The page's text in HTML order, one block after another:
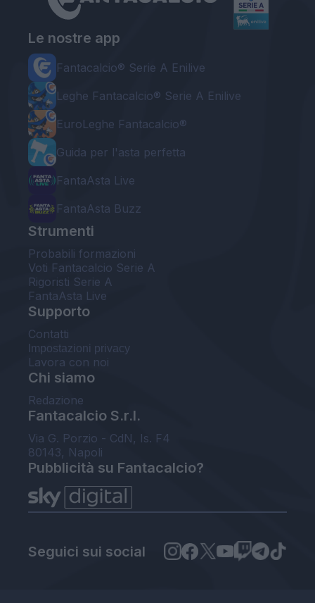
Le nostre app
Fantacalcio® Serie A Enilive
Leghe Fantacalcio® Serie A Enilive
EuroLeghe Fantacalcio®
Guida per l'asta perfetta
FantaAsta Live
FantaAsta Buzz
Strumenti
Probabili formazioni
Voti Fantacalcio Serie A
Rigoristi Serie A
FantaAsta Live
Supporto
Contatti
Impostazioni privacy
Lavora con noi
Chi siamo
Redazione
Fantacalcio S.r.l.
Via G. Porzio - CdN, Is. F4
80143, Napoli
Pubblicità su Fantacalcio?
Seguici sui social